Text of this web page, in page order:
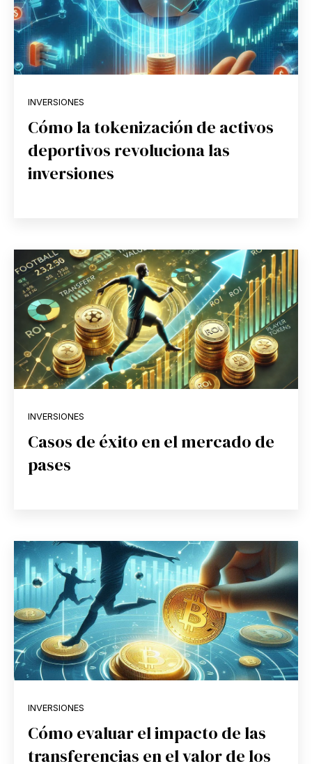
INVERSIONES
Cómo la tokenización de activos
deportivos revoluciona las
inversiones
INVERSIONES
Casos de éxito en el mercado de
pases
INVERSIONES
Cómo evaluar el impacto de las
transferencias en el valor de los